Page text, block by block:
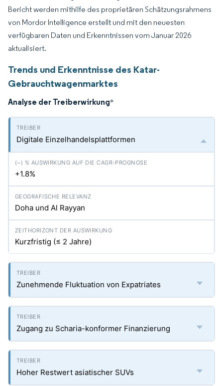
Bericht werden mithilfe des proprietären Schätzungsrahmens
von Mordor Intelligence erstellt und mit den neuesten
verfügbaren Daten und Erkenntnissen vom Januar 2026
aktualisiert.
Trends und Erkenntnisse des Katar-
Gebrauchtwagenmarktes
Analyse der Treiberwirkung*
Digitale Einzelhandelsplattformen
+1.8%
Doha und Al Rayyan
Kurzfristig (≤ 2 Jahre)
Zunehmende Fluktuation von Expatriates
Zugang zu Scharia-konformer Finanzierung
Hoher Restwert asiatischer SUVs